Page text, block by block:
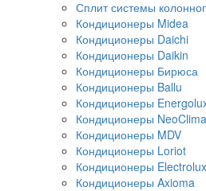
Сплит системы
Кондиционеры Midea
Кондиционеры Daichi
Кондиционеры Daikin
Кондиционеры Бирюса
Кондиционеры Ballu
Кондиционеры
Кондиционеры NeoClima
Кондиционеры MDV
Кондиционеры Loriot
Кондиционеры Electrolux
Кондиционеры Axioma